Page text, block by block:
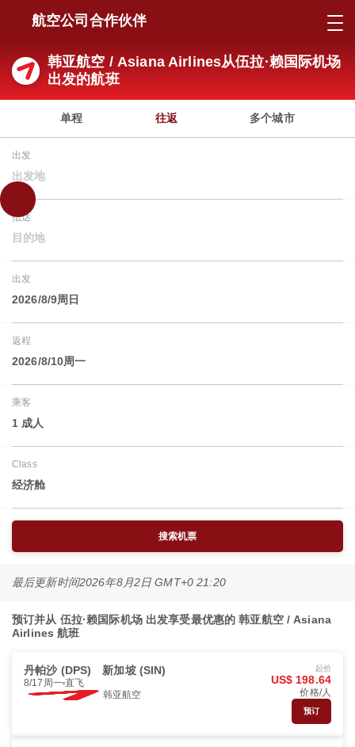
航空公司合作伙伴
韩亚航空 / Asiana Airlines从伍拉·赖国际机场
出发的航班
单程 往返 多个城市
出发
出发地
抵达
目的地
出发
2026/8/9周日
返程
2026/8/10周一
乘客
1 成人
Class
经济舱
搜索机票
最后更新时间2026年8月2日 GMT+0 21:20
预订并从 伍拉·赖国际机场 出发享受最优惠的 韩亚航空 / Asiana
Airlines 航班
丹帕沙 (DPS) 新加坡 (SIN)
8/17周一 直飞
韩亚航空
起价
US$ 198.64
价格/人
预订